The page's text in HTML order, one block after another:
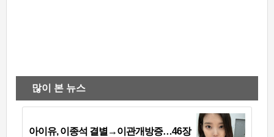
많이 본 뉴스
아이유, 이종석 결별→이관개방증…46장